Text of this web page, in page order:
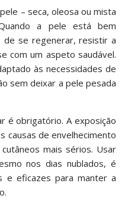
– seca, oleosa ou mista
a pele está bem
de se regenerar, resistir a
com um aspeto saudável.
às necessidades de
sem deixar a pele pesada
é obrigatório. A exposição
causas de envelhecimento
mais sérios. Usar
nos dias nublados, é
e eficazes para manter a